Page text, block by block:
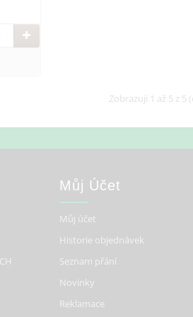
Zobrazuji 1 až 5 z 5
Můj Účet
Můj účet
Historie objednávek
Seznam přání
Novinky
Reklamace